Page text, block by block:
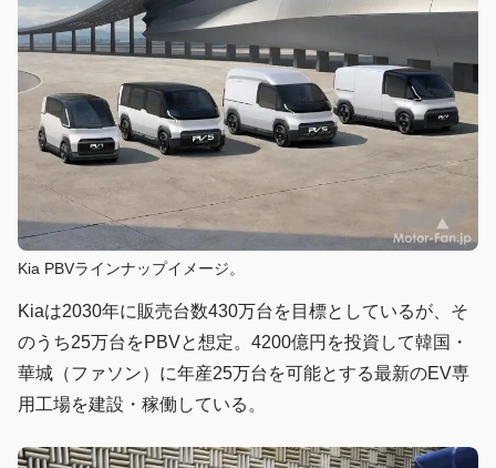
Kia PBVラインナップイメージ。
Kiaは2030年に販売台数430万台を目標としているが、そ
のうち25万台をPBVと想定。4200億円を投資して韓国・
華城（ファソン）に年産25万台を可能とする最新のEV専
用工場を建設・稼働している。